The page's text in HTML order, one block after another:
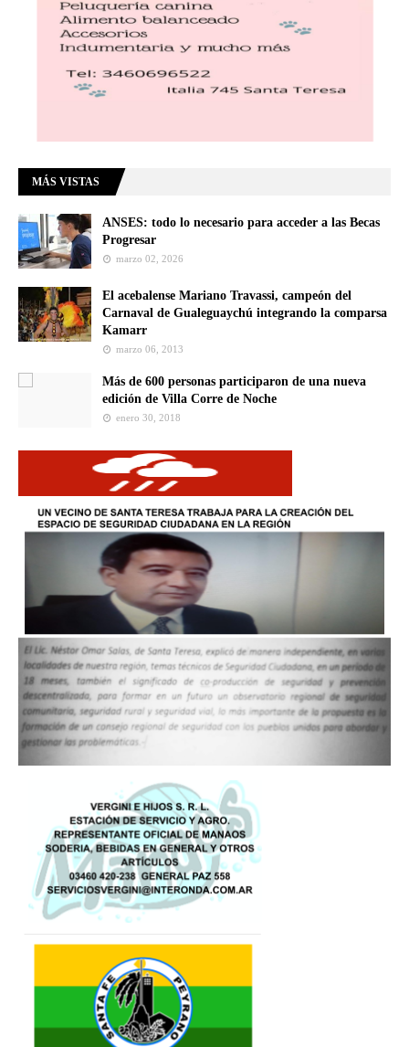
MÁS VISTAS
ANSES: todo lo necesario para acceder a las Becas
Progresar
marzo 02, 2026
El acebalense Mariano Travassi, campeón del
Carnaval de Gualeguaychú integrando la comparsa
Kamarr
marzo 06, 2013
Más de 600 personas participaron de una nueva
edición de Villa Corre de Noche
enero 30, 2018